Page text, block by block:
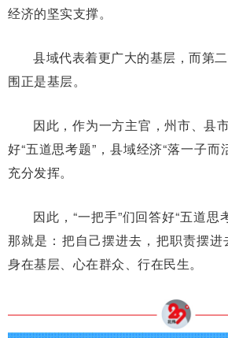
经济的坚实支撑。
县域代表着更广大的基层，而第
围正是基层。
因此，作为一方主官，州市、县
好“五道思考题”，县域经济“落一子而
充分发挥。
因此，“一把手”们回答好“五道思
那就是：把自己摆进去，把职责摆进
身在基层、心在群众、行在民生。